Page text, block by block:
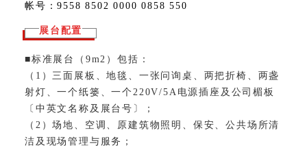
帐号：9558 8502 0000 0858 550
展台配置
■标准展台（9m2）包括：
（1）三面展板、地毯、一张问询桌、两把折椅、两盏
射灯、一个纸篓、一个220V/5A电源插座及公司楣板
〔中英文名称及展台号〕；
（2）场地、空调、原建筑物照明、保安、公共场所清
洁及现场管理与服务；